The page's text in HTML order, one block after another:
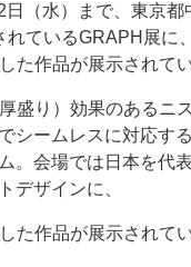
勝負！ ～多様なビジネ
軌道を描く
集 印刷機材年鑑
し込み サイトポリ
（水）まで、東京
れているGRAPH展に
た作品が展示されてい
盛り）効果のあるニ
シームレスに対応す
。会場では日本を代
デザインに、
た作品が展示されて